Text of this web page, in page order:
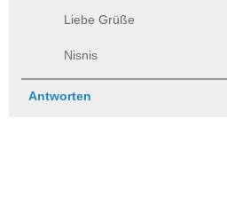
Liebe Grüße
Nisnis
Antworten